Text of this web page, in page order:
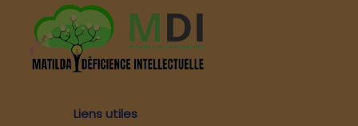
Liens utiles